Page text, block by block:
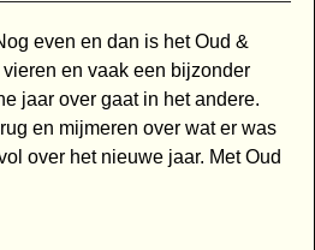
even en dan is het Oud &
en vaak een bijzonder
jaar over gaat in het andere.
en mijmeren over wat er was
over het nieuwe jaar. Met Oud